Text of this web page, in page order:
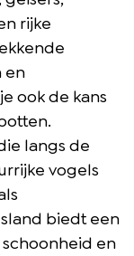
rijke
en
ook de kans
langs de
vogels
biedt een
en